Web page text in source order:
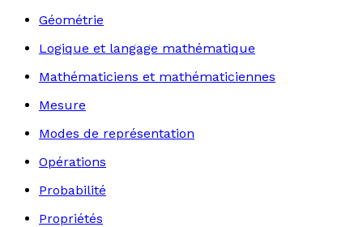
Géométrie
Logique et langage mathématique
Mathématiciens et mathématiciennes
Mesure
Modes de représentation
Opérations
Probabilité
Propriétés